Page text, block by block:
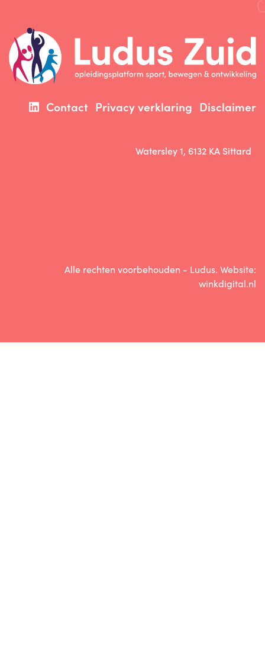
Contact Privacy verklaring Disclaimer
Watersley 1, 6132 KA Sittard
Alle rechten voorbehouden - Ludus. Website:
winkdigital.nl